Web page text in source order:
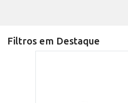
Filtros em Destaque